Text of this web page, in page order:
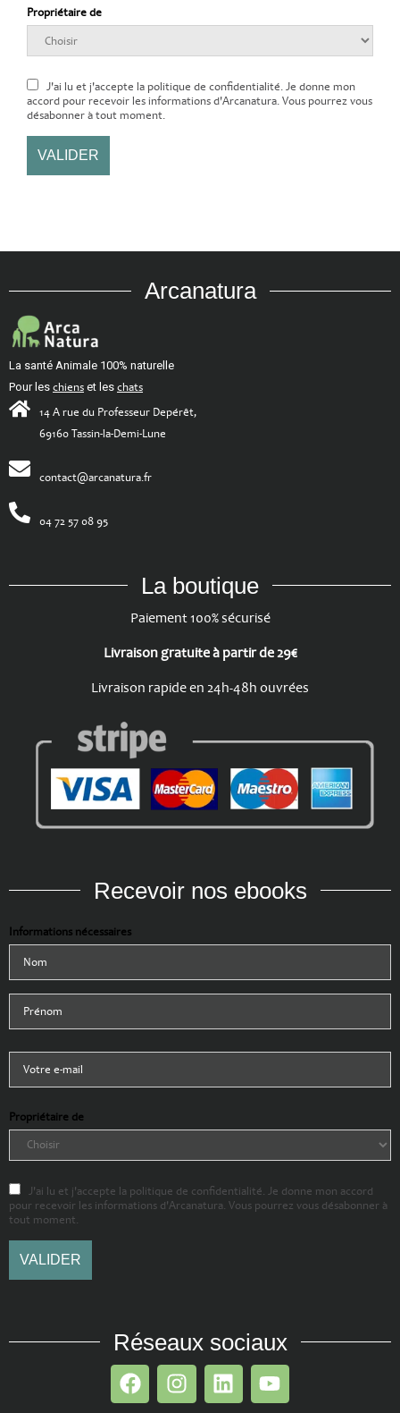
Propriétaire de
J'ai lu et j'accepte la politique de confidentialité. Je donne mon
accord pour recevoir les informations d'Arcanatura. Vous pourrez vous
désabonner à tout moment.
Arcanatura
La santé Animale 100% naturelle
Pour les chiens et les chats
14 A rue du Professeur Depérêt,
69160 Tassin-la-Demi-Lune
contact@arcanatura.fr
04 72 57 08 95
La boutique
Paiement 100% sécurisé
Livraison gratuite à partir de 29€
Livraison rapide en 24h-48h ouvrées
Recevoir nos ebooks
Informations nécessaires
Propriétaire de
J'ai lu et j'accepte la politique de confidentialité. Je donne mon accord
pour recevoir les informations d'Arcanatura. Vous pourrez vous désabonner à
tout moment.
Réseaux sociaux